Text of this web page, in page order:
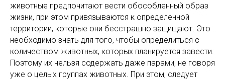
животные предпочитают вести обособленный образ
жизни, при этом привязываются к определенной
территории, которые они бесстрашно защищают. Это
необходимо знать для того, чтобы определиться с
количеством животных, которых планируется завести.
Поэтому их нельзя содержать даже парами, не говоря
уже о целых группах животных. При этом, следует